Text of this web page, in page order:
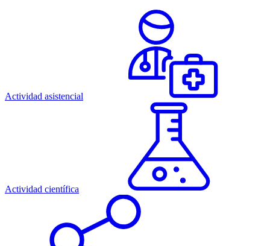
Actividad asistencial
Actividad científica